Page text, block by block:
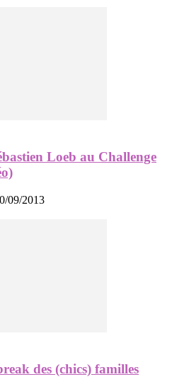
Loeb au Challenge
09/2013
des (chics) familles